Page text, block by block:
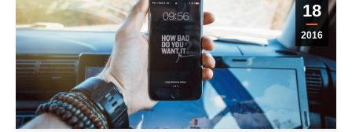
18
2016